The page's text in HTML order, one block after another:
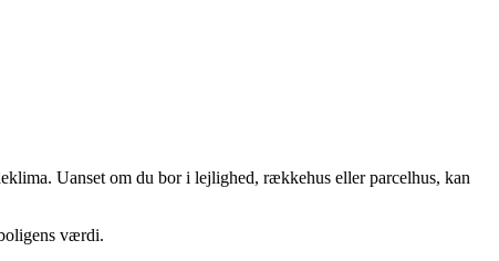
Uanset om du bor i lejlighed, rækkehus eller parcelhus, kan
værdi.